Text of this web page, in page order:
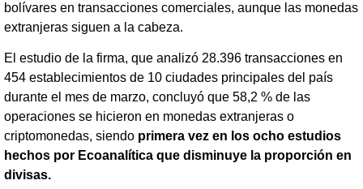
bolívares en transacciones comerciales, aunque las monedas
extranjeras siguen a la cabeza.
El estudio de la firma, que analizó 28.396 transacciones en
454 establecimientos de 10 ciudades principales del país
durante el mes de marzo, concluyó que 58,2 % de las
operaciones se hicieron en monedas extranjeras o
criptomonedas, siendo primera vez en los ocho estudios
hechos por Ecoanalítica que disminuye la proporción en
divisas.